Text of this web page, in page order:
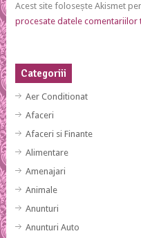
Acest site folosește Akismet
procesate datele comentariilor
Categoriii
Aer Conditionat
Afaceri
Afaceri si Finante
Alimentare
Amenajari
Animale
Anunturi
Anunturi Auto